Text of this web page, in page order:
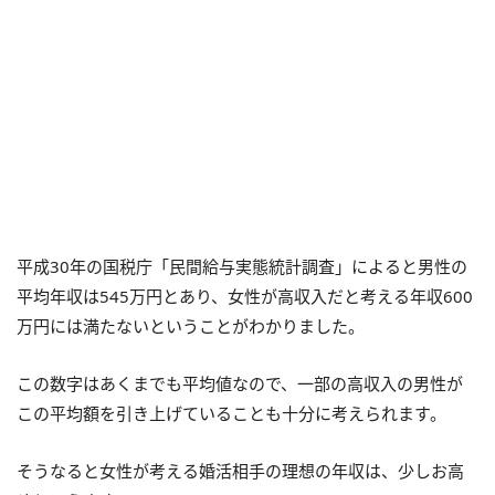
平成30年の国税庁「民間給与実態統計調査」によると男性の
平均年収は545万円とあり、女性が高収入だと考える年収600
万円には満たないということがわかりました。
この数字はあくまでも平均値なので、一部の高収入の男性が
この平均額を引き上げていることも十分に考えられます。
そうなると女性が考える婚活相手の理想の年収は、少しお高